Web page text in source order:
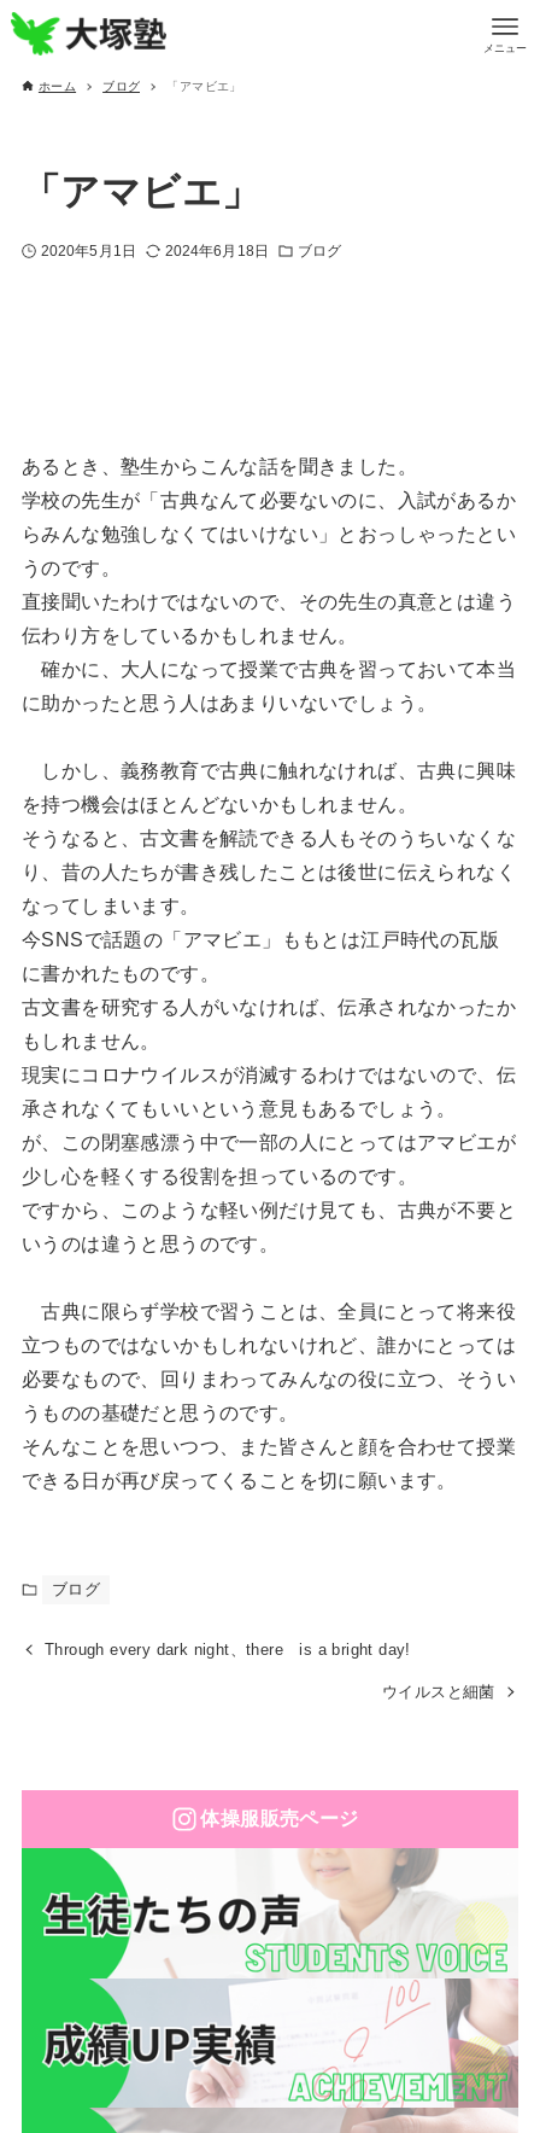
メニュー
ホーム ブログ 「アマビエ」
「アマビエ」
2020年5月1日 2024年6月18日 ブログ
あるとき、塾生からこんな話を聞きました。
学校の先生が「古典なんて必要ないのに、入試があるか
らみんな勉強しなくてはいけない」とおっしゃったとい
うのです。
直接聞いたわけではないので、その先生の真意とは違う
伝わり方をしているかもしれません。
確かに、大人になって授業で古典を習っておいて本当
に助かったと思う人はあまりいないでしょう。
しかし、義務教育で古典に触れなければ、古典に興味
を持つ機会はほとんどないかもしれません。
そうなると、古文書を解読できる人もそのうちいなくな
り、昔の人たちが書き残したことは後世に伝えられなく
なってしまいます。
今SNSで話題の「アマビエ」ももとは江戸時代の瓦版
に書かれたものです。
古文書を研究する人がいなければ、伝承されなかったか
もしれません。
現実にコロナウイルスが消滅するわけではないので、伝
承されなくてもいいという意見もあるでしょう。
が、この閉塞感漂う中で一部の人にとってはアマビエが
少し心を軽くする役割を担っているのです。
ですから、このような軽い例だけ見ても、古典が不要と
いうのは違うと思うのです。
古典に限らず学校で習うことは、全員にとって将来役
立つものではないかもしれないけれど、誰かにとっては
必要なもので、回りまわってみんなの役に立つ、そうい
うものの基礎だと思うのです。
そんなことを思いつつ、また皆さんと顔を合わせて授業
できる日が再び戻ってくることを切に願います。
ブログ
Through every dark night、there is a bright day!
ウイルスと細菌
体操服販売ページ